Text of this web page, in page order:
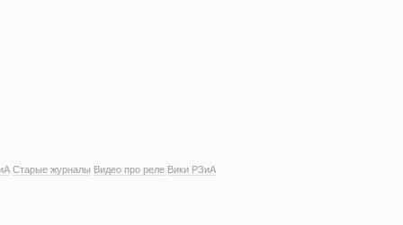
Старые журналы Видео про реле Вики РЗиА